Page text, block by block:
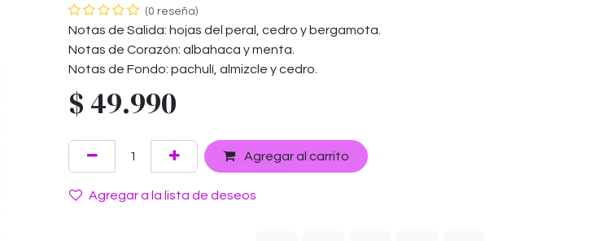
(0 reseña)
Notas de Salida: hojas del peral, cedro y bergamota.
Notas de Corazón: albahaca y menta.
Notas de Fondo: pachulí, almizcle y cedro.
$ 49.990
Agregar al carrito
Agregar a la lista de deseos